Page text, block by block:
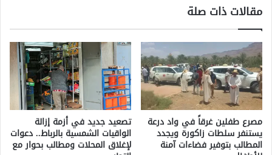
ئ
ة
م
س
ي
ر
ة
ع
ل
ى
ا
ح
ن
ط
م
ا
ط
م
م
غ
ر
مقالات ذات صلة
مصرع طفلين غرقاً في واد درعة
يستنفر سلطات زاكورة ويجدد
المطالب بتوفير فضاءات آمنة
تصعيد جديد في أزمة إزالة
الواقيات الشمسية بالرباط.. دعوات
لإغلاق المحلات ومطالب بحوار مع